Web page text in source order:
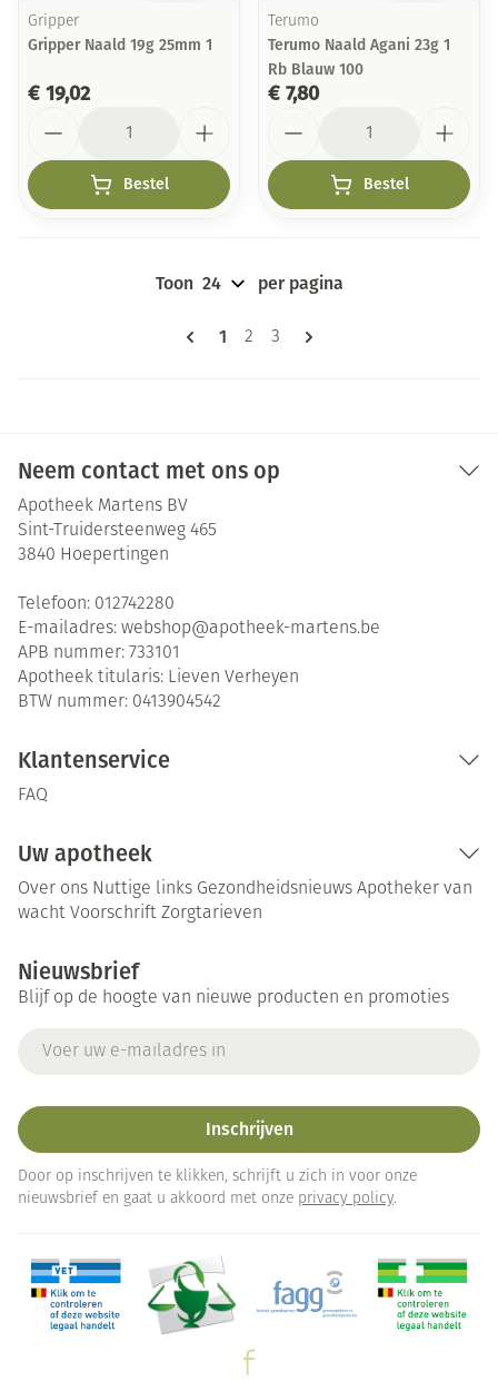
Gripper
Gripper Naald 19g 25mm 1
€ 19,02
Bestel
Terumo
Terumo Naald Agani 23g 1
Rb Blauw 100
€ 7,80
Bestel
Pagina's
U lees momenteel pagina
1 Pagina
2 Pagina
3
Toon per pagina
Neem contact met ons op
Apotheek Martens BV
Sint-Truidersteenweg 465
3840 Hoepertingen
Telefoon: 012742280
E-mailadres: webshop@apotheek-martens.be
APB nummer: 733101
Apotheek titularis: Lieven Verheyen
BTW nummer: 0413904542
Klantenservice
FAQ
Uw apotheek
Over ons Nuttige links Gezondheidsnieuws Apotheker van
wacht Voorschrift Zorgtarieven
Nieuwsbrief
Blijf op de hoogte van nieuwe producten en promoties
Inschrijven
Door op inschrijven te klikken, schrijft u zich in voor onze
nieuwsbrief en gaat u akkoord met onze privacy policy.